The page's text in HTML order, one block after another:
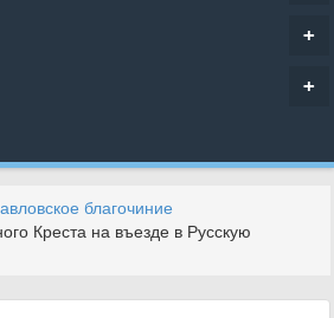
+
+
благочиние
Креста на въезде в Русскую